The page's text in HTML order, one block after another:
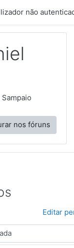
não
nos fóruns
Editar